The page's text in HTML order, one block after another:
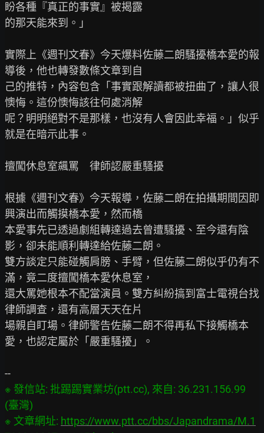
盼各種『真正的事實』被揭露
的那天能來到。」
實際上《週刊文春》今天爆料佐藤二朗騷擾橋本愛的報
導後，他也轉發數條文章到自
己的推特，內容包含「事實跟解讀都被扭曲了，讓人很
懊悔。這份懊悔該往何處消解
呢？明明絕對不是那樣，也沒有人會因此幸福。」似乎
就是在暗示此事。
擅闖休息室飆罵　律師認嚴重騷擾
根據《週刊文春》今天報導，佐藤二朗在拍攝期間因即
興演出而觸摸橋本愛，然而橋
本愛事先已透過劇組轉達過去曾遭騷擾、至今還有陰
影，卻未能順利轉達給佐藤二朗。
雙方談定只能碰觸肩膀、手臂，但佐藤二朗似乎仍有不
滿，竟二度擅闖橋本愛休息室，
還大罵她根本不配當演員。雙方糾紛搞到富士電視台找
律師調查，還有高層天天在片
場親自盯場。律師警告佐藤二朗不得再私下接觸橋本
愛，也認定屬於「嚴重騷擾」。
※ 發信站: 批踢踢實業坊(ptt.cc), 來自: 36.231.156.99
(臺灣)
※ 文章網址: https://www.ptt.cc/bbs/Japandrama/M.1